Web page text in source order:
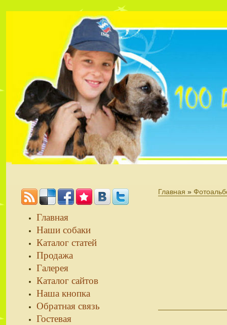
Главная »
Главная
Наши собаки
Каталог статей
Продажа
Галерея
Каталог сайтов
Наша кнопка
Обратная связь
Гостевая